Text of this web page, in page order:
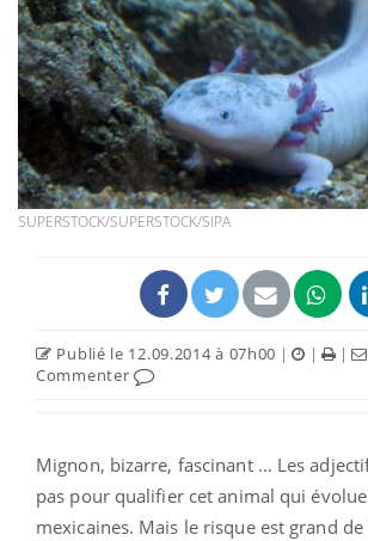
SUPERSTOCK/SUPERSTOCK/SIPA
Publié le 12.09.2014 à 07h00 | | |
Commenter
Mignon, bizarre, fascinant … Les
pas pour qualifier cet animal qui
mexicaines. Mais le risque est grand